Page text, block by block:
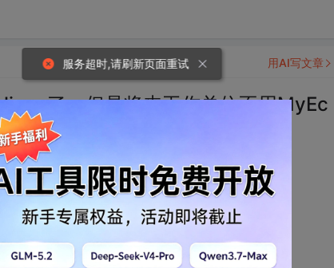
了，但是将来工作单位不用MyEc
单位不用MyEclipse是不是就不方便了？
用AI写文章
服务超时,请刷新页面重试